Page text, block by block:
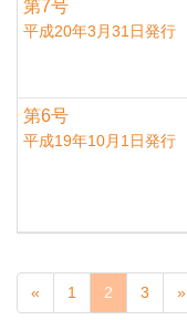
第7号
平成20年3月31日発行
第6号
平成19年10月1日発行
« 1 2 3 »